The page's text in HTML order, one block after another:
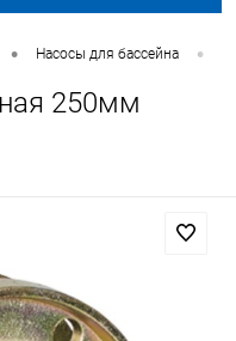
• Насосы для бассейна •
250мм